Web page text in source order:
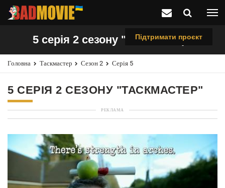
Підтримати проєкт
5 серія 2 сезону "Таскмастер"
Головна Таскмастер Сезон 2 Серія 5
5 СЕРІЯ 2 СЕЗОНУ "ТАСКМАСТЕР"
РЕКЛАМА